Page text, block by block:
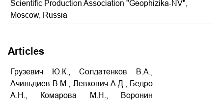
Scientific Production Association "Geophizika-NV",
Moscow, Russia
Articles
Грузевич Ю.К., Солдатенков В.А.,
Ачильдиев В.М., Левкович А.Д., Бедро
А.Н., Комарова М.Н., Воронин